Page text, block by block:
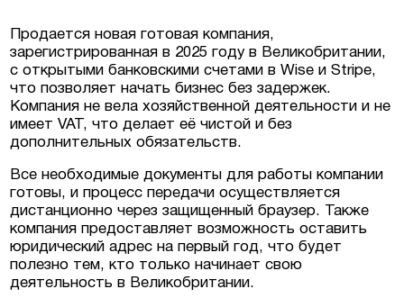
Люксембурге
Австрии
недвижимость
Продается новая готовая компания,
зарегистрированная в 2025 году в Великобритании,
с открытыми банковскими счетами в Wise и Stripe,
что позволяет начать бизнес без задержек.
Компания не вела хозяйственной деятельности и не
имеет VAT, что делает её чистой и без
дополнительных обязательств.
Все необходимые документы для работы компании
готовы, и процесс передачи осуществляется
дистанционно через защищенный браузер. Также
компания предоставляет возможность оставить
юридический адрес на первый год, что будет
полезно тем, кто только начинает свою
деятельность в Великобритании.